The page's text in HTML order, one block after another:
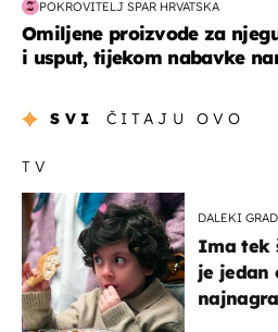
POKROVITELJ SPAR HRVATSKA
Omiljene proizvode za
i usput, tijekom nabavke
SVI ČITAJU OVO
TV
DALEKI GRAD
Ima tek
je jedan